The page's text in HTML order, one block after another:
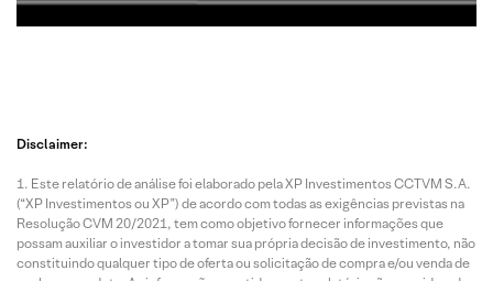
Disclaimer:
Este relatório de análise foi elaborado pela XP Investimentos CCTVM S.A.
(“XP Investimentos ou XP”) de acordo com todas as exigências previstas na
Resolução CVM 20/2021, tem como objetivo fornecer informações que
possam auxiliar o investidor a tomar sua própria decisão de investimento, não
constituindo qualquer tipo de oferta ou solicitação de compra e/ou venda de